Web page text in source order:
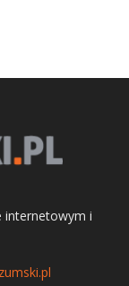
internetowym i